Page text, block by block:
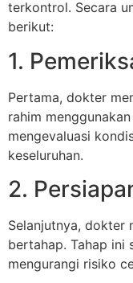
terkontrol. Secara
berikut:
1.
Pertama, dokter
rahim
mengevaluasi
keseluruhan.
2.
Selanjutnya, dokter
bertahap. Tahap ini
mengurangi risiko